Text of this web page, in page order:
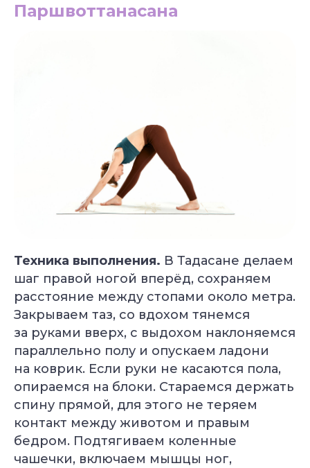
Паршвоттанасана
Техника выполнения. В Тадасане делаем
шаг правой ногой вперёд, сохраняем
расстояние между стопами около метра.
Закрываем таз, со вдохом тянемся
за руками вверх, с выдохом наклоняемся
параллельно полу и опускаем ладони
на коврик. Если руки не касаются пола,
опираемся на блоки. Стараемся держать
спину прямой, для этого не теряем
контакт между животом и правым
бедром. Подтягиваем коленные
чашечки, включаем мышцы ног,